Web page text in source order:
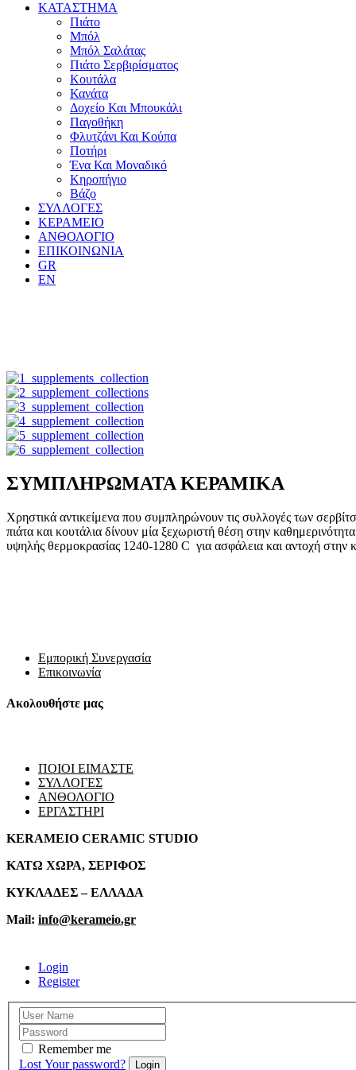
ΚΑΤΑΣΤΗΜΑ
Πιάτο
Μπόλ
Μπόλ Σαλάτας
Πιάτο Σερβιρίσματος
Κουτάλα
Κανάτα
Δοχείο Και Μπουκάλι
Παγοθήκη
Φλυτζάνι Και Κούπα
Ποτήρι
Ένα Και Μοναδικό
Κηροπήγιο
Βάζο
ΣΥΛΛΟΓΕΣ
ΚΕΡΑΜΕΙΟ
ΑΝΘΟΛΟΓΙΟ
ΕΠΙΚΟΙΝΩΝΙΑ
GR
EN
ΣΥΜΠΛΗΡΩΜΑΤΑ ΚΕΡΑΜΙΚΑ
Χρηστικά αντικείμενα που συμπληρώνουν τις συλλογές των
πιάτα και κουτάλια δίνουν μία ξεχωριστή θέση στην
υψηλής θερμοκρασίας 1240-1280 C για ασφάλεια και αντοχή στην
Εμπορική Συνεργασία
Επικοινωνία
Ακολουθήστε μας
ΠΟΙΟΙ ΕΙΜΑΣΤΕ
ΣΥΛΛΟΓΕΣ
ΑΝΘΟΛΟΓΙΟ
ΕΡΓΑΣΤΗΡΙ
KERAMEIO CERAMIC STUDIO
ΚΑΤΩ ΧΩΡΑ, ΣΕΡΙΦΟΣ
ΚΥΚΛΑΔΕΣ – ΕΛΛΑΔΑ
Mail: info@kerameio.gr
Login
Register
Remember me
Lost Your password?
Login